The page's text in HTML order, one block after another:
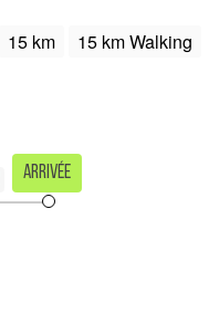
15 km
15 km Walking
Arrivée